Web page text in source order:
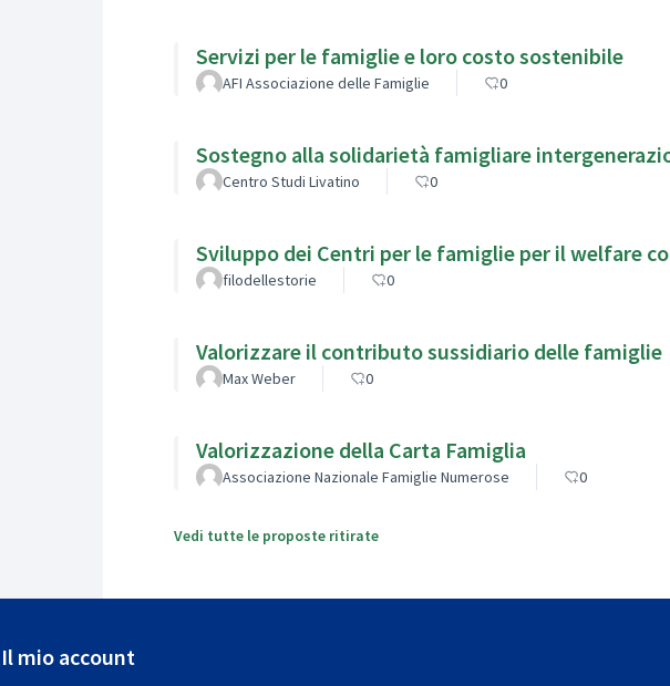
Servizi per le famiglie e loro costo sostenibile
AFI Associazione delle Famiglie 0
Sostegno alla solidarietà famigliare
Centro Studi Livatino 0
Sviluppo dei Centri per le
filodellestorie 0
Valorizzare il contributo sussidiario delle famiglie
Max Weber 0
Valorizzazione della Carta Famiglia
Associazione Nazionale Famiglie Numerose 0
Vedi tutte le proposte ritirate
Il mio account